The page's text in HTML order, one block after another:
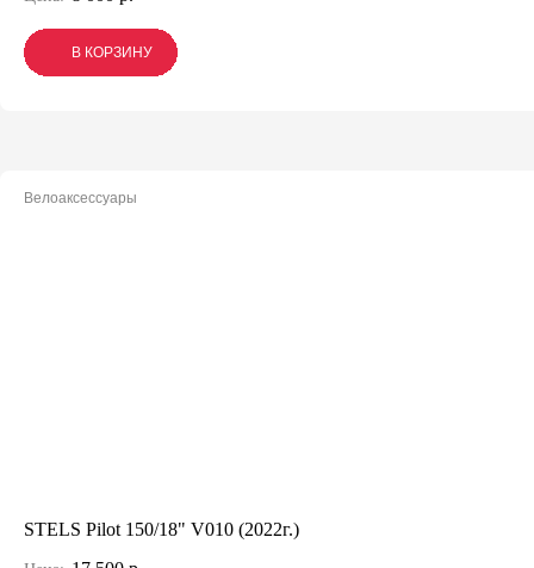
В КОРЗИНУ
В КОРЗИНУ
В КОРЗИНУ
Велоаксессуары
STELS Pilot 150/18" V010 (2022г.)